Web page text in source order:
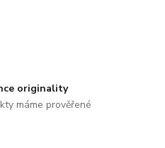
originality
máme prověřené